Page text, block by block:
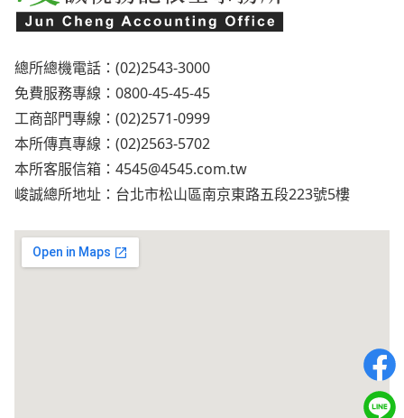
總所總機電話：(02)2543-3000
免費服務專線：0800-45-45-45
工商部門專線：(02)2571-0999
本所傳真專線：(02)2563-5702
本所客服信箱： 4545@4545.com.tw
峻誠總所地址：台北市松山區南京東路五段223號5樓